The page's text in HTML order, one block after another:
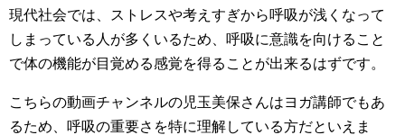
現代社会では、ストレスや考えすぎから呼吸が浅くなって
しまっている人が多くいるため、呼吸に意識を向けること
で体の機能が目覚める感覚を得ることが出来るはずです。
こちらの動画チャンネルの児玉美保さんはヨガ講師でもあ
るため、呼吸の重要さを特に理解している方だといえま